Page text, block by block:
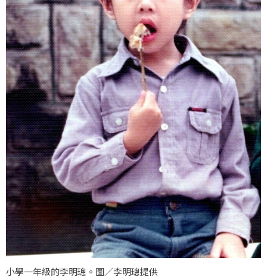
小學一年級的李明璁。圖／李明璁提供